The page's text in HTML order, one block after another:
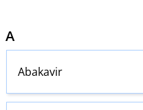
A
Abakavir